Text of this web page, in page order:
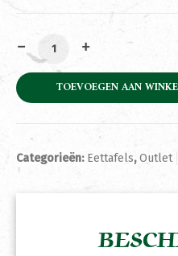
Eettafel Taviano 180cm
TOEVOEGEN AAN
Categorieën: Eettafels,Outlet